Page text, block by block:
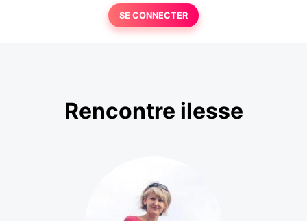
SE CONNECTER
Rencontre ilesse